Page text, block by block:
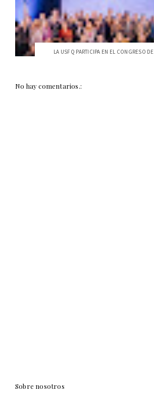
LA USFQ PARTICIPA EN EL CONGRESO
No hay comentarios.:
Sobre nosotros